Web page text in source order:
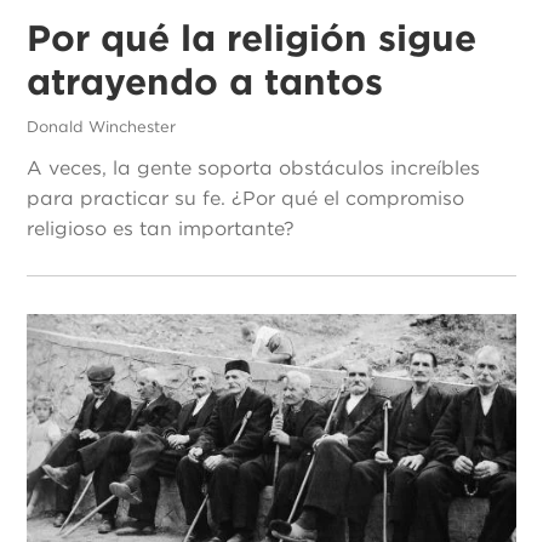
Por qué la religión sigue
atrayendo a tantos
Donald Winchester
A veces, la gente soporta obstáculos increíbles
para practicar su fe. ¿Por qué el compromiso
religioso es tan importante?